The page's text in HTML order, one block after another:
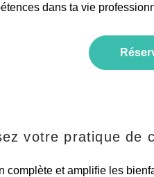
dans ta vie
votre pratique de
complète et amplifie les